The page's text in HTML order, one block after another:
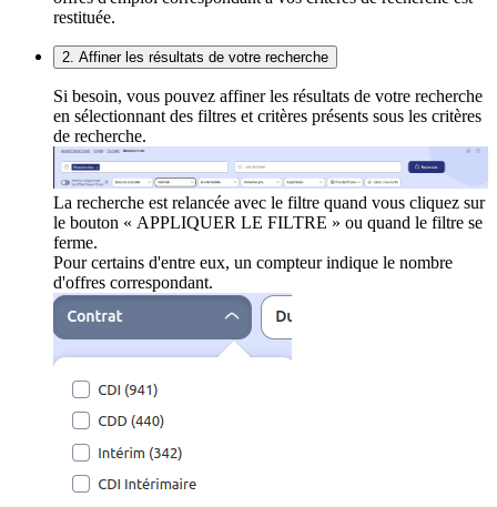
restituée.
2. Affiner les résultats de votre recherche
Si besoin, vous pouvez affiner les résultats de votre recherche
en sélectionnant des filtres et critères présents sous les critères
de recherche.
La recherche est relancée avec le filtre quand vous cliquez sur
le bouton « APPLIQUER LE FILTRE » ou quand le filtre se
ferme.
Pour certains d'entre eux, un compteur indique le nombre
d'offres correspondant.